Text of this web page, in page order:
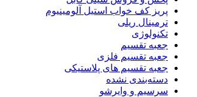
پريز كف خواب استيل آلومينيوم
ترمینال ریلی
تکنولوژی
جعبه تقسیم
جعبه تقسیم فلزی
جعبه تقسیم های پلاستیکی
دسته‌بندی نشده
سرسیم و وایرشو